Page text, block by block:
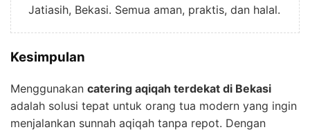
Jatiasih, Bekasi. Semua aman, praktis, dan halal.
Kesimpulan
Menggunakan catering aqiqah terdekat di Bekasi
adalah solusi tepat untuk orang tua modern yang ingin
menjalankan sunnah aqiqah tanpa repot. Dengan